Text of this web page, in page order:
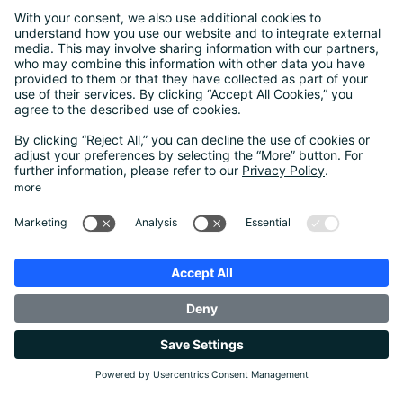
13:20 - 13:40
Main Stage
Alexander Hönsch Carpio(EQS Group)
Reconciling Privacy &
Performance: The New Display
Panel
30 September 2026
13:40 - 14:10
(Hamburg Commissioner
for Data Protection and Freedom of
Information)